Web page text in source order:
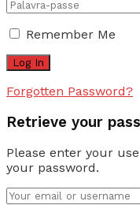
Remember Me
Forgotten Password?
Retrieve your
Please enter your
your password.